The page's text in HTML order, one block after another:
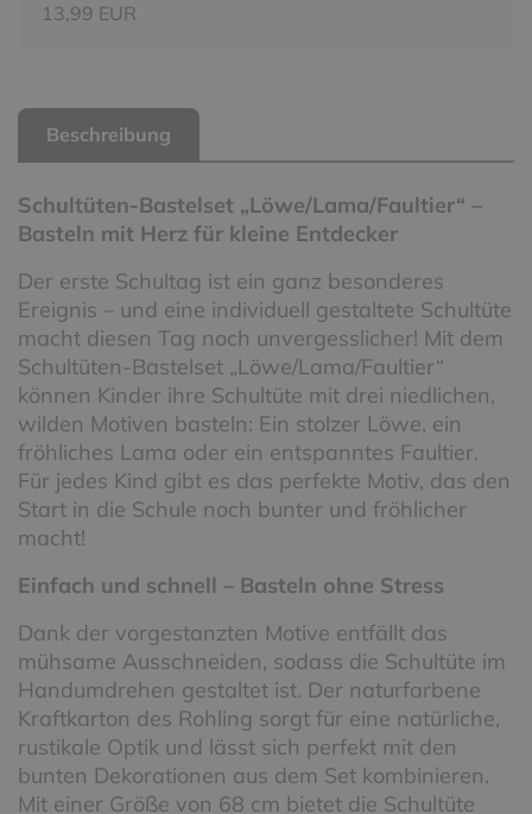
13,99 EUR
Beschreibung
Schultüten-Bastelset „Löwe/Lama/Faultier“ –
Basteln mit Herz für kleine Entdecker
Der erste Schultag ist ein ganz besonderes
Ereignis – und eine individuell gestaltete Schultüte
macht diesen Tag noch unvergesslicher! Mit dem
Schultüten-Bastelset „Löwe/Lama/Faultier“
können Kinder ihre Schultüte mit drei niedlichen,
wilden Motiven basteln: Ein stolzer Löwe, ein
fröhliches Lama oder ein entspanntes Faultier.
Für jedes Kind gibt es das perfekte Motiv, das den
Start in die Schule noch bunter und fröhlicher
macht!
Einfach und schnell – Basteln ohne Stress
Dank der vorgestanzten Motive entfällt das
mühsame Ausschneiden, sodass die Schultüte im
Handumdrehen gestaltet ist. Der naturfarbene
Kraftkarton des Rohling sorgt für eine natürliche,
rustikale Optik und lässt sich perfekt mit den
bunten Dekorationen aus dem Set kombinieren.
Mit einer Größe von 68 cm bietet die Schultüte